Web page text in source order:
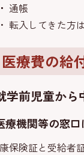
通帳
転入してきた方
医療費の給
学前児童から
療機関等の窓
保険証と受給者